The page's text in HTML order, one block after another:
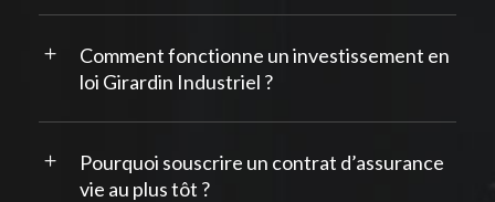
Comment fonctionne un investissement en
loi Girardin Industriel ?
Pourquoi souscrire un contrat d’assurance
vie au plus tôt ?